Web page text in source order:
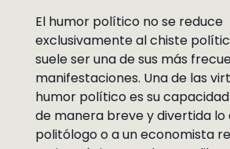
El humor político no se reduce
exclusivamente al chiste
suele ser una de sus más
manifestaciones. Una de las
humor político es su
de manera breve y divertida lo
politólogo o a un economista